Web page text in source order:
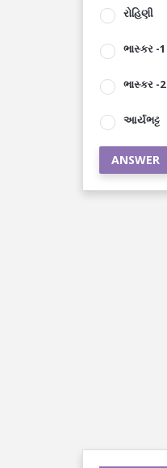
રોહિણી
ભાસ્કર -1
ભાસ્કર -2
આર્યભટ્ટ
ANSWER